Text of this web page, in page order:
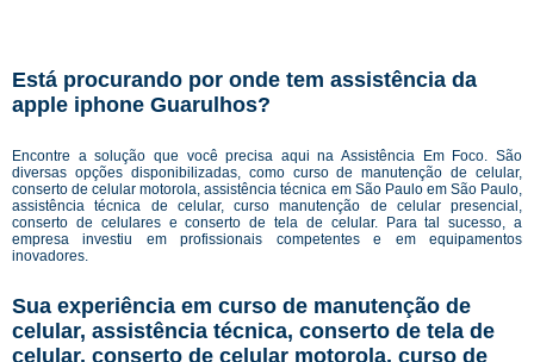
Está procurando por onde tem assistência da
apple iphone Guarulhos?
Encontre a solução que você precisa aqui na Assistência Em Foco. São
diversas opções disponibilizadas, como curso de manutenção de celular,
conserto de celular motorola, assistência técnica em São Paulo em São Paulo,
assistência técnica de celular, curso manutenção de celular presencial,
conserto de celulares e conserto de tela de celular. Para tal sucesso, a
empresa investiu em profissionais competentes e em equipamentos
inovadores.
Sua experiência em curso de manutenção de
celular, assistência técnica, conserto de tela de
celular, conserto de celular motorola, curso de